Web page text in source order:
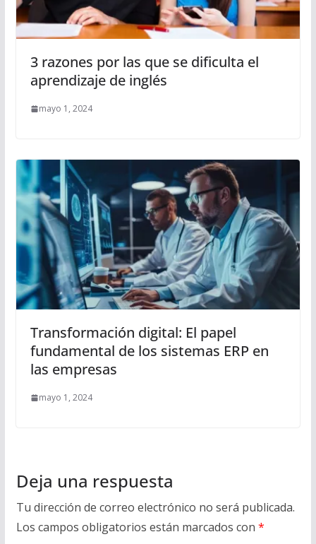
3 razones por las que se dificulta el
aprendizaje de inglés
mayo 1, 2024
Transformación digital: El papel
fundamental de los sistemas ERP en
las empresas
mayo 1, 2024
Deja una respuesta
Tu dirección de correo electrónico no será publicada.
Los campos obligatorios están marcados con *